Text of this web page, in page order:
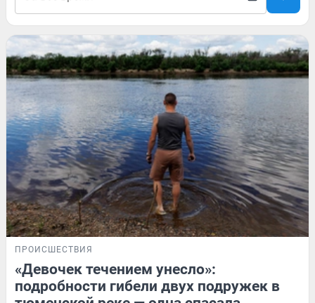
ПРОИСШЕСТВИЯ
«Девочек течением унесло»:
подробности гибели двух подружек в